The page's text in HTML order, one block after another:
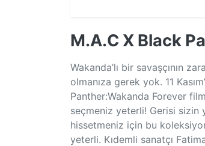
M.A.C X Black
Wakanda’lı bir savaşçının
olmanıza gerek yok. 11
Panther:Wakanda Forever
seçmeniz yeterli! Gerisi sizin
hissetmeniz için bu
yeterli. Kıdemli sanatçı